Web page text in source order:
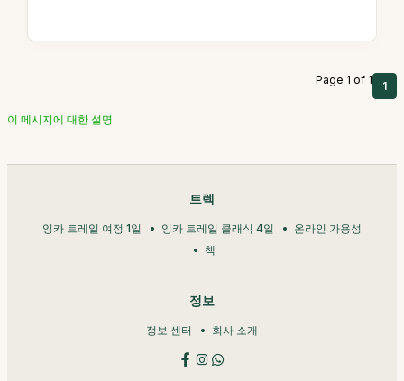
Page 1 of 1 1
이 메시지에 대한 설명
트렉
잉카 트레일 여정 1일 잉카 트레일 클래식 4일
온라인 가용성
책
정보
정보 센터 회사 소개